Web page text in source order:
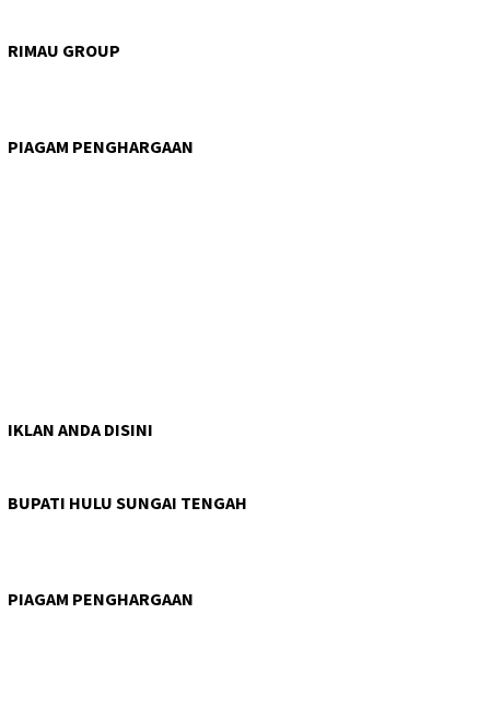
RIMAU GROUP
PIAGAM PENGHARGAAN
IKLAN ANDA DISINI
BUPATI HULU SUNGAI TENGAH
PIAGAM PENGHARGAAN